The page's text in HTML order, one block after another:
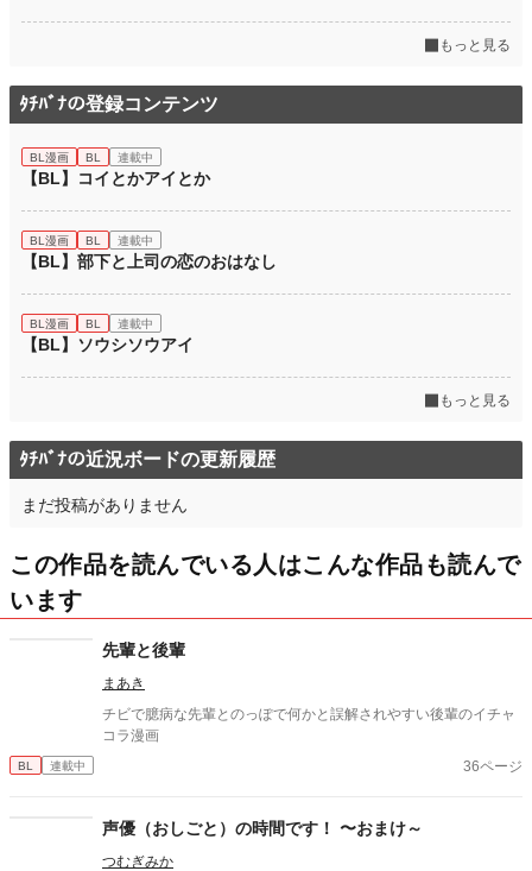
もっと見る
ﾀﾁﾊﾞﾅの登録コンテンツ
BL漫画 BL 連載中
【BL】コイとかアイとか
BL漫画 BL 連載中
【BL】部下と上司の恋のおはなし
BL漫画 BL 連載中
【BL】ソウシソウアイ
もっと見る
ﾀﾁﾊﾞﾅの近況ボードの更新履歴
まだ投稿がありません
この作品を読んでいる人はこんな作品も読んで
います
先輩と後輩
まあき
チビで臆病な先輩とのっぽで何かと誤解されやすい後輩のイチャ
コラ漫画
BL 連載中 36ページ
声優（おしごと）の時間です！ 〜おまけ～
つむぎみか